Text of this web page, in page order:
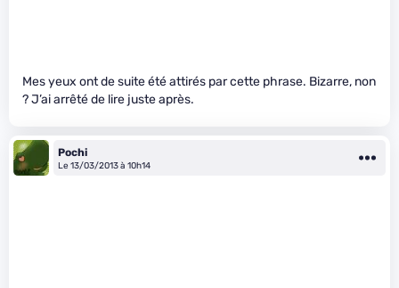
Mes yeux ont de suite été attirés par cette phrase. Bizarre, non
? J’ai arrêté de lire juste après.
Pochi
Le 13/03/2013 à 10h14